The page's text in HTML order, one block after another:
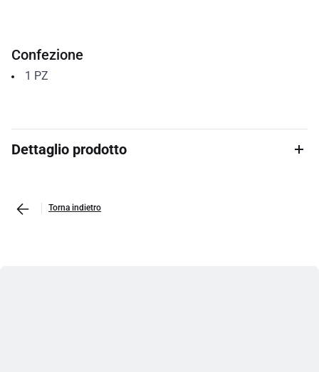
Confezione
1 PZ
Dettaglio prodotto
Torna indietro